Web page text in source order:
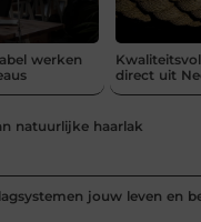
werken
direct uit
natuurlijke haarlak
jouw leven en